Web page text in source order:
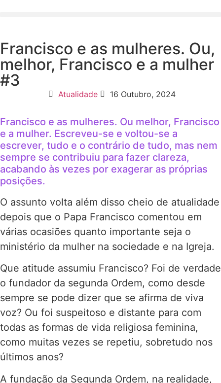
Francisco e as mulheres. Ou,
melhor, Francisco e a mulher
#3
Atualidade 16 Outubro, 2024
Francisco e as mulheres. Ou melhor, Francisco
e a mulher. Escreveu-se e voltou-se a
escrever, tudo e o contrário de tudo, mas nem
sempre se contribuiu para fazer clareza,
acabando às vezes por exagerar as próprias
posições.
O assunto volta além disso cheio de atualidade
depois que o Papa Francisco comentou em
várias ocasiões quanto importante seja o
ministério da mulher na sociedade e na Igreja.
Que atitude assumiu Francisco? Foi de verdade
o fundador da segunda Ordem, como desde
sempre se pode dizer que se afirma de viva
voz? Ou foi suspeitoso e distante para com
todas as formas de vida religiosa feminina,
como muitas vezes se repetiu, sobretudo nos
últimos anos?
A fundação da Segunda Ordem, na realidade,